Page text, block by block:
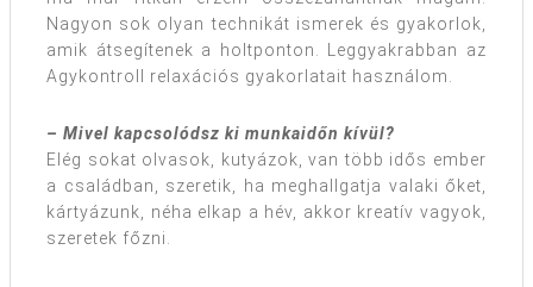
Nagyon sok olyan technikát ismerek és gyakorlok,
amik átsegítenek a holtponton. Leggyakrabban az
Agykontroll relaxációs gyakorlatait használom.
– Mivel kapcsolódsz ki munkaidőn kívül?
Elég sokat olvasok, kutyázok, van több idős ember
a családban, szeretik, ha meghallgatja valaki őket,
kártyázunk, néha elkap a hév, akkor kreatív vagyok,
szeretek főzni.